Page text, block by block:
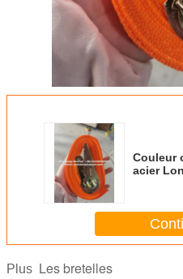
Couleur
acier
Plus Les bretelles